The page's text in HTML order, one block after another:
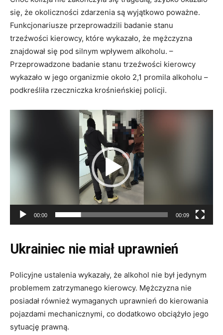
się, że okoliczności zdarzenia są wyjątkowo poważne.
Funkcjonariusze przeprowadzili badanie stanu
trzeźwości kierowcy, które wykazało, że mężczyzna
znajdował się pod silnym wpływem alkoholu. –
Przeprowadzone badanie stanu trzeźwości kierowcy
wykazało w jego organizmie około 2,1 promila alkoholu –
podkreśliła rzeczniczka krośnieńskiej policji.
00:00 00:09
Ukrainiec nie miał uprawnień
Policyjne ustalenia wykazały, że alkohol nie był jedynym
problemem zatrzymanego kierowcy. Mężczyzna nie
posiadał również wymaganych uprawnień do kierowania
pojazdami mechanicznymi, co dodatkowo obciążyło jego
sytuację prawną.